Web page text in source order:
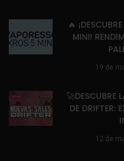
🔥
MINI!
19 de
🚀DESCUBRE
DE DRIFTER:
12 de